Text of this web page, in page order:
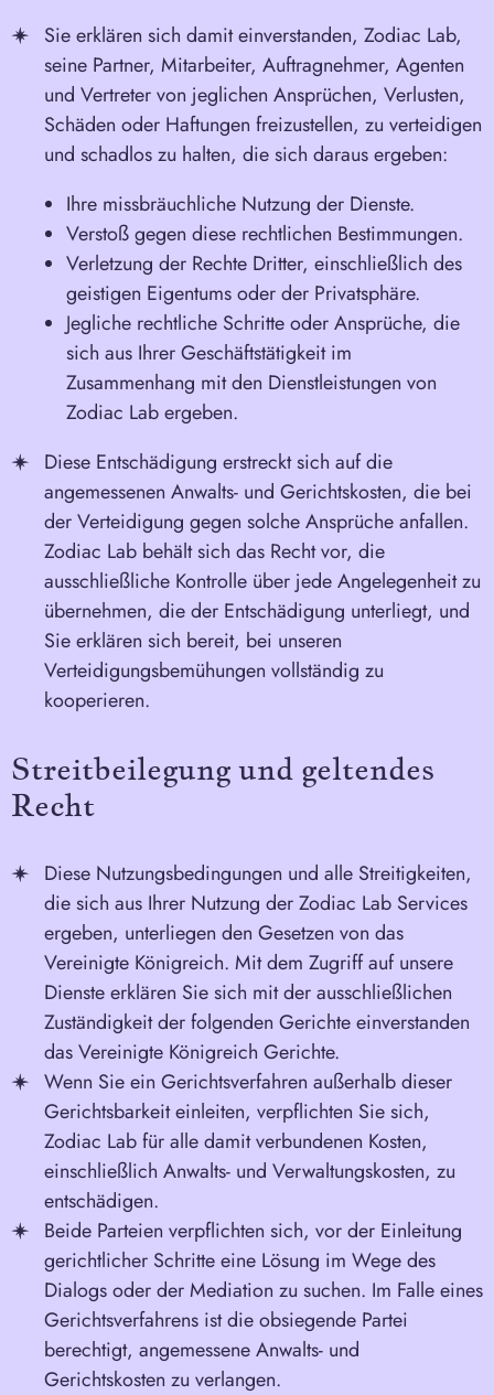
Sie erklären sich damit einverstanden, Zodiac Lab,
seine Partner, Mitarbeiter, Auftragnehmer, Agenten
und Vertreter von jeglichen Ansprüchen, Verlusten,
Schäden oder Haftungen freizustellen, zu verteidigen
und schadlos zu halten, die sich daraus ergeben:
Ihre missbräuchliche Nutzung der Dienste.
Verstoß gegen diese rechtlichen Bestimmungen.
Verletzung der Rechte Dritter, einschließlich des
geistigen Eigentums oder der Privatsphäre.
Jegliche rechtliche Schritte oder Ansprüche, die
sich aus Ihrer Geschäftstätigkeit im
Zusammenhang mit den Dienstleistungen von
Zodiac Lab ergeben.
Diese Entschädigung erstreckt sich auf die
angemessenen Anwalts- und Gerichtskosten, die bei
der Verteidigung gegen solche Ansprüche anfallen.
Zodiac Lab behält sich das Recht vor, die
ausschließliche Kontrolle über jede Angelegenheit zu
übernehmen, die der Entschädigung unterliegt, und
Sie erklären sich bereit, bei unseren
Verteidigungsbemühungen vollständig zu
kooperieren.
Streitbeilegung und geltendes
Recht
Diese Nutzungsbedingungen und alle Streitigkeiten,
die sich aus Ihrer Nutzung der Zodiac Lab Services
ergeben, unterliegen den Gesetzen von das
Vereinigte Königreich. Mit dem Zugriff auf unsere
Dienste erklären Sie sich mit der ausschließlichen
Zuständigkeit der folgenden Gerichte einverstanden
das Vereinigte Königreich Gerichte.
Wenn Sie ein Gerichtsverfahren außerhalb dieser
Gerichtsbarkeit einleiten, verpflichten Sie sich,
Zodiac Lab für alle damit verbundenen Kosten,
einschließlich Anwalts- und Verwaltungskosten, zu
entschädigen.
Beide Parteien verpflichten sich, vor der Einleitung
gerichtlicher Schritte eine Lösung im Wege des
Dialogs oder der Mediation zu suchen. Im Falle eines
Gerichtsverfahrens ist die obsiegende Partei
berechtigt, angemessene Anwalts- und
Gerichtskosten zu verlangen.